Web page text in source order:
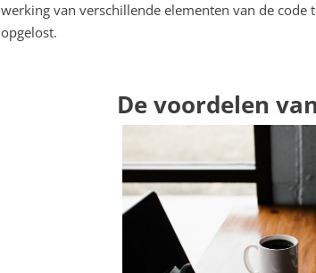
werking van verschillende elementen van de
opgelost.
De voordelen